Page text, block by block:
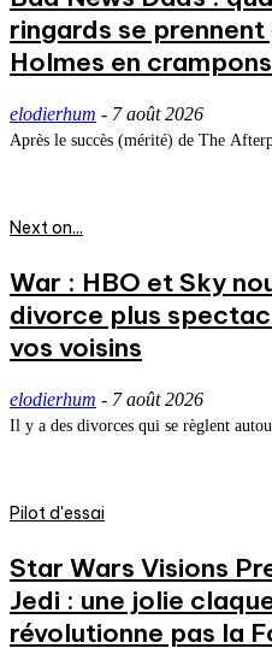
ringards se
Holmes en crampons
elodierhum - 7 août 2026
Après le succès (mérité) de The
Next on...
War : HBO et Sky
divorce plus
vos voisins
elodierhum - 7 août 2026
Il y a des divorces qui se règlent
Pilot d'essai
Star Wars Visions
Jedi : une jolie
révolutionne pas la